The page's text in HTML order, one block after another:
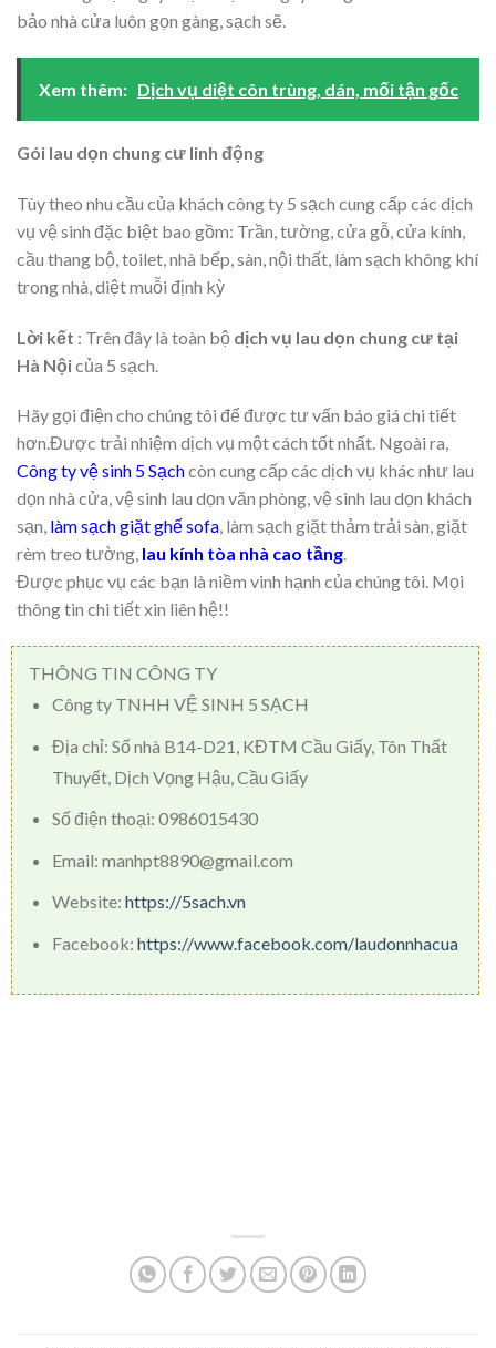
bảo nhà cửa luôn gọn gàng, sạch sẽ.
Xem thêm: Dịch vụ diệt côn trùng, dán, mối tận gốc
Gói lau dọn chung cư linh động
Tùy theo nhu cầu của khách công ty 5 sạch cung cấp các dịch
vụ vệ sinh đặc biệt bao gồm: Trần, tường, cửa gỗ, cửa kính,
cầu thang bộ, toilet, nhà bếp, sàn, nội thất, làm sạch không khí
trong nhà, diệt muỗi định kỳ
Lời kết : Trên đây là toàn bộ dịch vụ lau dọn chung cư tại
Hà Nộicủa 5 sạch.
Hãy gọi điện cho chúng tôi để được tư vấn báo giá chi tiết
hơn.Được trải nhiệm dịch vụ một cách tốt nhất. Ngoài ra,
Công ty vệ sinh 5 Sạchcòn cung cấp các dịch vụ khác như lau
dọn nhà cửa, vệ sinh lau dọn văn phòng, vệ sinh lau dọn khách
sạn, làm sạch giặt ghế sofa, làm sạch giặt thảm trải sàn, giặt
rèm treo tường, lau kính tòa nhà cao tầng.
Được phục vụ các bạn là niềm vinh hạnh của chúng tôi. Mọi
thông tin chi tiết xin liên hệ!!
THÔNG TIN CÔNG TY
Công ty TNHH VỆ SINH 5 SẠCH
Địa chỉ: Số nhà B14-D21, KĐTM Cầu Giấy, Tôn Thất
Thuyết, Dịch Vọng Hậu, Cầu Giấy
Số điện thoại: 0986015430
Email: manhpt8890@gmail.com
Website: https://5sach.vn
Facebook: https://www.facebook.com/laudonnhacua